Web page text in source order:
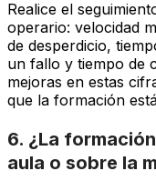
Realice el
operario: velocidad
de desperdicio,
un fallo y tiempo de
mejoras en estas
que la formación
6. ¿La
aula o sobre la